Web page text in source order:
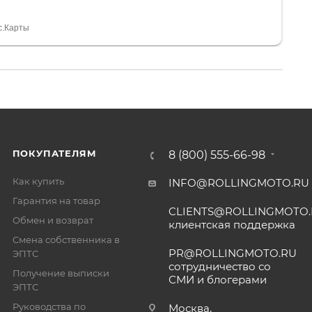
Дмитрию, за клиентоориентированность и
ПОКУПАТЕЛЯМ
Как купить
Гарантия на товар
Обмен и возврат
Смена собственника в
ЭПТС
Получение выписки
ЭПТС
Руководства по
8 (800) 555-66-98
INFO@ROLLINGMOTO.RU
клиентская поддержка
PR@ROLLINGMOTO.RU
сотрудничество со
СМИ и блогерами
Москва,